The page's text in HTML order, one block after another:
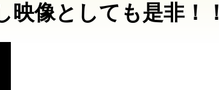
像としても是非！！